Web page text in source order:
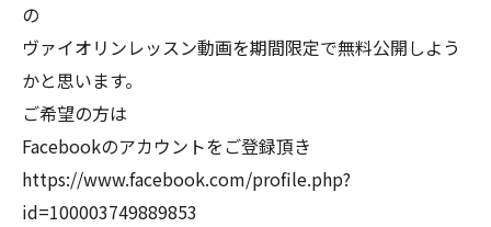
の
ヴァイオリンレッスン動画を期間限定で無料公開しよう
かと思います。
ご希望の方は
Facebookのアカウントをご登録頂き
https://www.facebook.com/profile.php?
id=100003749889853